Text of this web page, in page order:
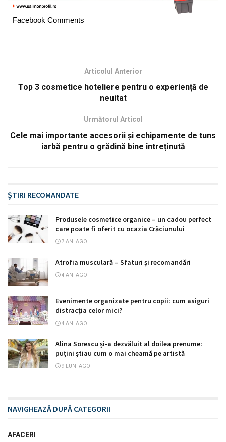
Facebook Comments
Articolul Anterior
Top 3 cosmetice hoteliere pentru o experiență de
neuitat
Următorul Articol
Cele mai importante accesorii și echipamente de tuns
iarbă pentru o grădină bine întreținută
ŞTIRI RECOMANDATE
Produsele cosmetice organice – un cadou perfect
care poate fi oferit cu ocazia Crăciunului
7 ANI AGO
Atrofia musculară – Sfaturi și recomandări
4 ANI AGO
Evenimente organizate pentru copii: cum asiguri
distracția celor mici?
4 ANI AGO
Alina Sorescu și-a dezvăluit al doilea prenume:
puțini știau cum o mai cheamă pe artistă
9 LUNI AGO
NAVIGHEAZĂ DUPĂ CATEGORII
AFACERI